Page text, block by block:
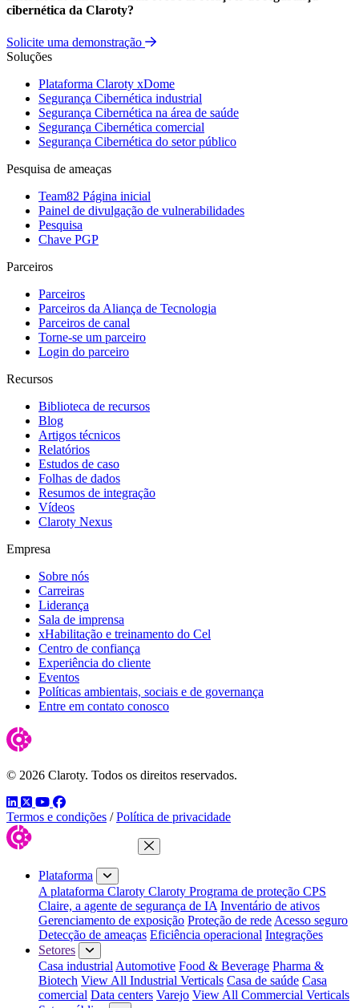
cibernética da Claroty?
Solicite uma demonstração
Soluções
Plataforma Claroty xDome
Segurança Cibernética industrial
Segurança Cibernética na área de saúde
Segurança Cibernética comercial
Segurança Cibernética do setor público
Pesquisa de ameaças
Team82 Página inicial
Painel de divulgação de vulnerabilidades
Pesquisa
Chave PGP
Parceiros
Parceiros
Parceiros da Aliança de Tecnologia
Parceiros de canal
Torne-se um parceiro
Login do parceiro
Recursos
Biblioteca de recursos
Blog
Artigos técnicos
Relatórios
Estudos de caso
Folhas de dados
Resumos de integração
Vídeos
Claroty Nexus
Empresa
Sobre nós
Carreiras
Liderança
Sala de imprensa
xHabilitação e treinamento do Cel
Centro de confiança
Experiência do cliente
Eventos
Políticas ambientais, sociais e de governança
Entre em contato conosco
© 2026 Claroty. Todos os direitos reservados.
LinkedIn
TwitterYouTube
Facebook
Termos e condições / Política de privacidade
Fechar menu
Plataforma
A plataforma Claroty Claroty Programa de proteção CPS
Claire, a agente de segurança de IA Inventário de ativos
Gerenciamento de exposição Proteção de rede Acesso seguro
Detecção de ameaças Eficiência operacional Integrações
Setores
Casa industrial Automotive Food & Beverage Pharma &
Biotech View All Industrial Verticals Casa de saúde Casa
comercial Data centers Varejo View All Commercial Verticals